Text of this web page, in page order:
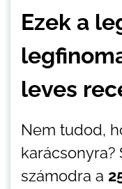
Ezek a
leves
Nem tudod,
karácsonyra?
számodra a